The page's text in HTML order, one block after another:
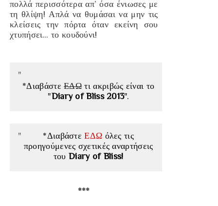
πολλά περισσότερα απ’ όσα ένιωσες με
τη θλίψη! Απλά να θυμάσαι να μην τις
κλείσεις την πόρτα όταν εκείνη σου
χτυπήσει… το κουδούνι!
*Διαβάστε ΕΔΩ τι ακριβώς είναι το
"Diary of Bliss 2013".
*ΔιαβάστεΕΔΩ όλες τις
προηγούμενες σχετικές αναρτήσεις
του Diary of Bliss!
***